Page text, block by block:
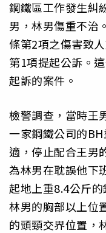
鋼鐵區工作發生糾
男，林男傷重不治
條第2項之傷害致
第1項提起公訴。
起訴的案件。
檢警調查，當時王
一家鋼鐵公司的
適，停止配合王男
為林男在耽誤他下
起地上重8.4公斤
林男的胸部以上位
的頭頸交界位置，